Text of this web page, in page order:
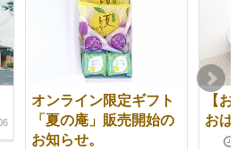
オンライン限定ギフト
「夏の庵」販売開始の
お知らせ。
【
お